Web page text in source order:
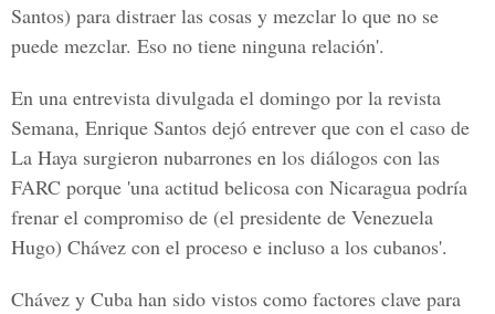
Santos) para distraer las cosas y mezclar lo que no se
puede mezclar. Eso no tiene ninguna relación'.
En una entrevista divulgada el domingo por la revista
Semana, Enrique Santos dejó entrever que con el caso de
La Haya surgieron nubarrones en los diálogos con las
FARC porque 'una actitud belicosa con Nicaragua podría
frenar el compromiso de (el presidente de Venezuela
Hugo) Chávez con el proceso e incluso a los cubanos'.
Chávez y Cuba han sido vistos como factores clave para